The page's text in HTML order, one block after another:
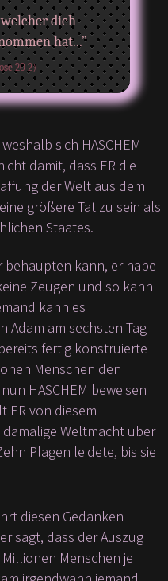
welcher dich
hat...”
20 2)
sich HASCHEM
damit, dass ER die
der Welt aus dem
größere Tat zu sein als
Staates.
behaupten kann, er habe
Zeugen und so kann
kann es
Adam am sechsten Tag
fertig konstruierte
Menschen den
HASCHEM beweisen
ER von diesem
Weltmacht über
Plagen leidete, bis sie
diesen Gedanken
sagt, dass der Auszug
Menschen je